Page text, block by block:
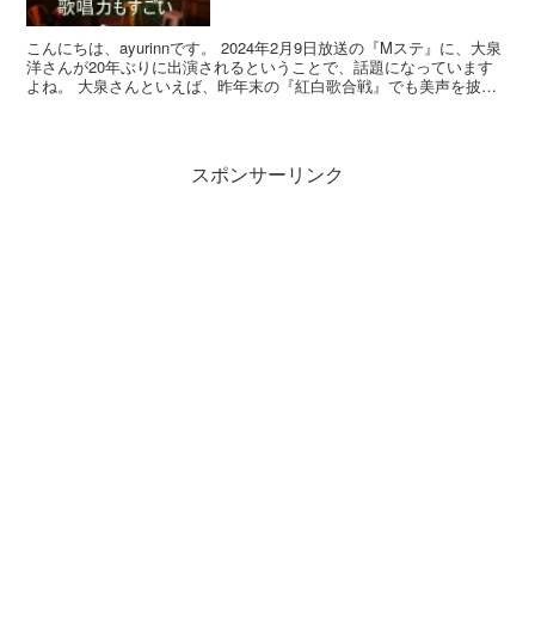
こんにちは、ayurinnです。 2024年2月9日放送の『Mステ』に、大泉
洋さんが20年ぶりに出演されるということで、話題になっています
よね。 大泉さんといえば、昨年末の『紅白歌合戦』でも美声を披露
スポンサーリンク